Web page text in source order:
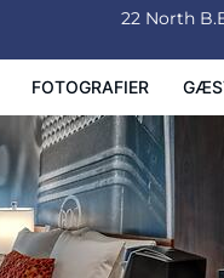
22 North
FOTOGRAFIER